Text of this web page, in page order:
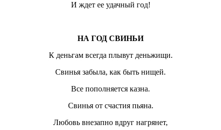
И ждет ее удачный год!
НА ГОД СВИНЬИ
К деньгам всегда плывут деньжищи.
Свинья забыла, как быть нищей.
Все пополняется казна.
Свинья от счастия пьяна.
Любовь внезапно вдруг нагрянет,